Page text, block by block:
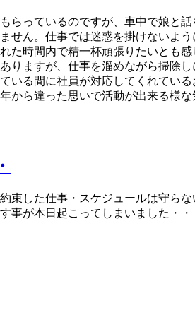
らっているのですが、車中で娘と
せん。仕事では迷惑を掛けないよ
た時間内で精一杯頑張りたいとも感
りますが、仕事を溜めながら掃除
いる間に社員が対応してくれている
から違った思いで活動が出来る様
束した仕事・スケジュールは守ら
事が本日起こってしまいました・・